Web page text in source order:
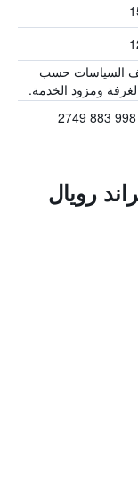
السياسات حسب
ومزود الخدمة.
رويال